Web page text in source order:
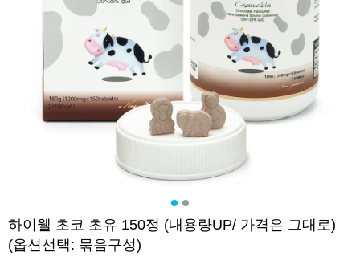
하이웰 초코 초유 150정 (내용량UP/ 가격은 그대로)
(옵션선택: 묶음구성)